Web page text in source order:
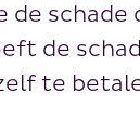
de schade
de
te